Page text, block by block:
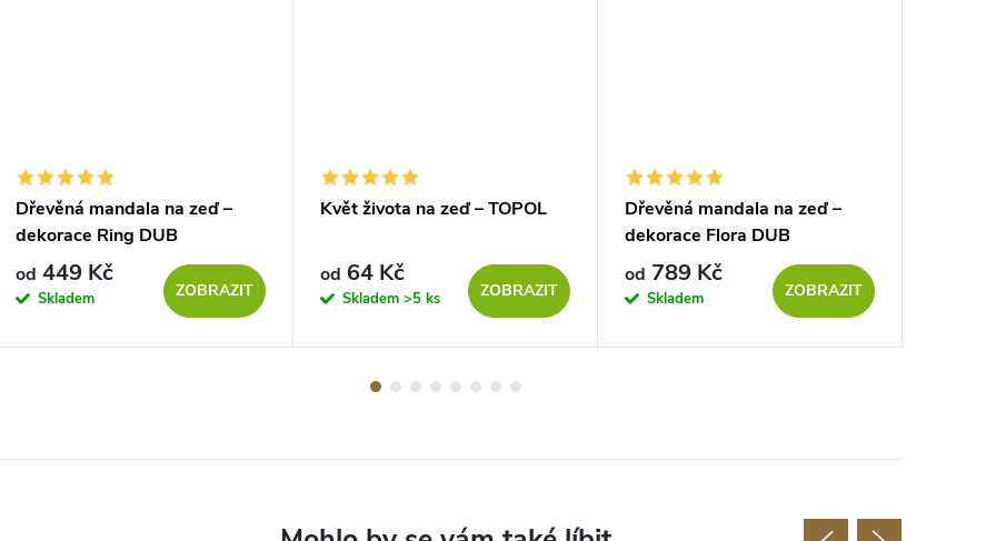
Dřevěná mandala na zeď –
dekorace Ring DUB
od 449 Kč
Skladem ZOBRAZIT
Květ života na zeď – TOPOL
od 64 Kč
Skladem >5 ks ZOBRAZIT
Dřevěná mandala na zeď –
dekorace Flora DUB
od 789 Kč
Skladem ZOBRAZIT